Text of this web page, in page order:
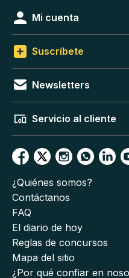
Mi cuenta
Suscríbete
Newsletters
Servicio al cliente
¿Quiénes somos?
Contáctanos
FAQ
El diario de hoy
Reglas de concursos
Mapa del sitio
¿Por qué confiar en